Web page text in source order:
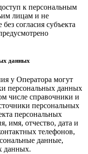
к персональным
лицам и не
согласия субъекта
данных
у Оператора могут
персональных данных
числе справочники и
персональных
персональных
имя, отчество, дата и
телефонов,
данные,
данных.